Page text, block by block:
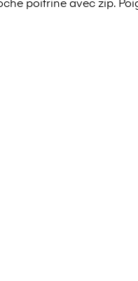
poitrine avec zip.